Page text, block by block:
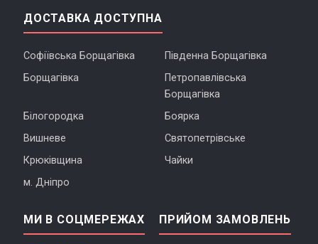
ДОСТАВКА ДОСТУПНА
Софіївська Борщагівка
Південна Борщагівка
Борщагівка
Петропавлівська
Борщагівка
Білогородка
Боярка
Вишневе
Святопетрівське
Крюківщина
Чайки
м. Дніпро
МИ В СОЦМЕРЕЖАХ ПРИЙОМ ЗАМОВЛЕНЬ